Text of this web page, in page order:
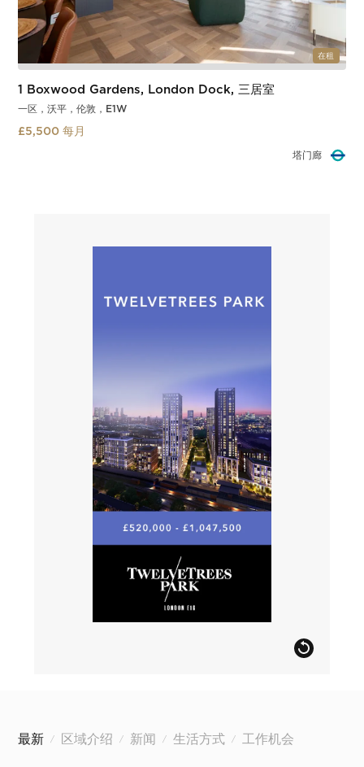
在租
1 Boxwood Gardens, London Dock, 三居室
一区，沃平，伦敦，E1W
£5,500 每月
沃平
最新 / 区域介绍 / 新闻 / 生活方式 / 工作机会